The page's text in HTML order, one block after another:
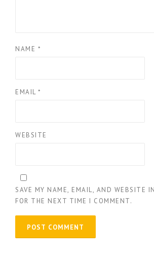
NAME *
EMAIL *
WEBSITE
SAVE MY NAME, EMAIL, AND WEBSITE
FOR THE NEXT TIME I COMMENT.